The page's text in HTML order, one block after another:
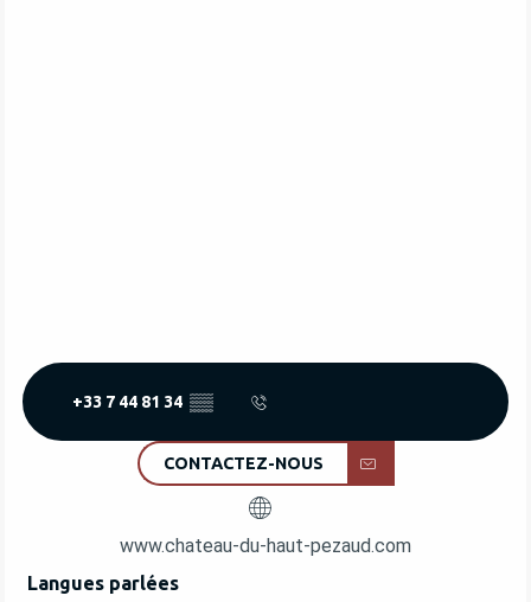
+33 7 44 81 34 ▒▒
CONTACTEZ-NOUS
www.chateau-du-haut-pezaud.com
Langues parlées
Langues parlées